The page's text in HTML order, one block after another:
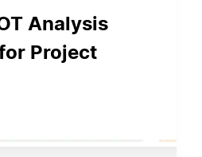
Analysis
Project